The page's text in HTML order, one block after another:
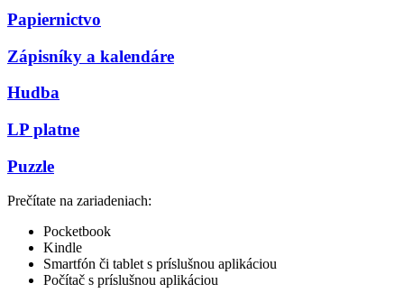
Papiernictvo
Zápisníky a kalendáre
Hudba
LP platne
Puzzle
Prečítate na zariadeniach:
Pocketbook
Kindle
Smartfón či tablet s príslušnou aplikáciou
Počítač s príslušnou aplikáciou